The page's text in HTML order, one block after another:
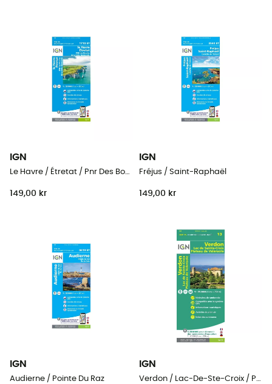
IGN
Le Havre / Étretat / Pnr Des Boucles De La Seine Normande
149,00 kr
IGN
Fréjus / Saint-Raphaël
149,00 kr
IGN
Audierne / Pointe Du Raz
IGN
Verdon / Lac-De-Ste-Croix / Plateau-De-Valensole